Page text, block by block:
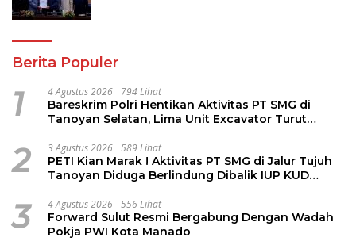
Berita Populer
1 4 Agustus 2026 794 Lihat
Bareskrim Polri Hentikan Aktivitas PT SMG di
Tanoyan Selatan, Lima Unit Excavator Turut
2 3 Agustus 2026 589 Lihat
PETI Kian Marak ! Aktivitas PT SMG di Jalur Tujuh
Tanoyan Diduga Berlindung Dibalik IUP KUD
3 4 Agustus 2026 556 Lihat
Forward Sulut Resmi Bergabung Dengan Wadah
Pokja PWI Kota Manado